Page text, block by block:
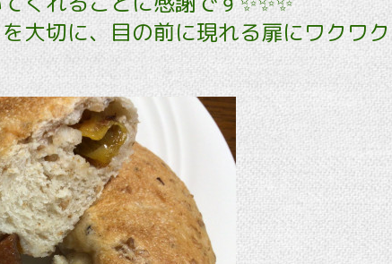
大切に、目の前に現れる扉にワクワク